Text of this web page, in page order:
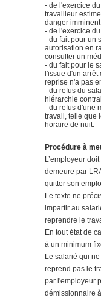
- de l'exercice
travailleur
danger
- de l'exercice
- du fait pour un
autorisation en
consulter un
- du fait pour le
l'issue d'un arrêt
reprise n'a pas
- du refus du
hiérarchie
- du refus d'une
travail, telle que
horaire de nuit.
Procédure à
L’employeur
demeure par
quitter son
Le texte ne
impartir au
reprendre le
En tout état de
à un minimum
Le salarié qui
reprend pas le
par l'employeur
démissionnaire